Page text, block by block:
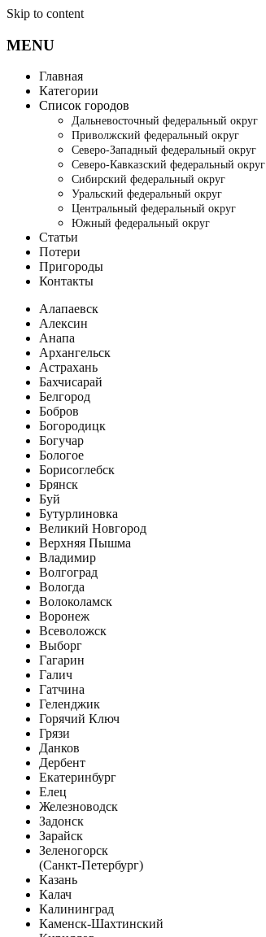
Skip to content
MENU
Главная
Категории
Список городов
Дальневосточный федеральный округ
Приволжский федеральный округ
Северо-Западный федеральный округ
Северо-Кавказский федеральный округ
Сибирский федеральный округ
Уральский федеральный округ
Центральный федеральный округ
Южный федеральный округ
Статьи
Потери
Пригороды
Контакты
Алапаевск
Алексин
Анапа
Архангельск
Астрахань
Бахчисарай
Белгород
Бобров
Богородицк
Богучар
Бологое
Борисоглебск
Брянск
Буй
Бутурлиновка
Великий Новгород
Верхняя Пышма
Владимир
Волгоград
Вологда
Волоколамск
Воронеж
Всеволожск
Выборг
Гагарин
Галич
Гатчина
Геленджик
Горячий Ключ
Грязи
Данков
Дербент
Екатеринбург
Елец
Железноводск
Задонск
Зарайск
Зеленогорск
(Санкт-Петербург)
Казань
Калач
Калининград
Каменск-Шахтинский